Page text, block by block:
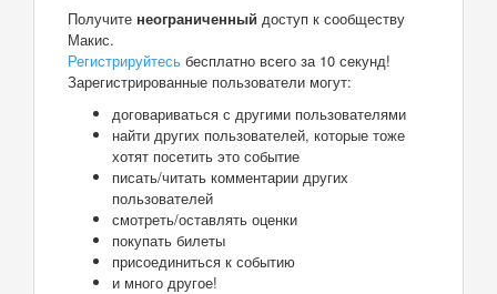
Получите неограниченный доступ к сообществу
Макис.
Регистрируйтесь бесплатно всего за 10 секунд!
Зарегистрированные пользователи могут:
договариваться с другими пользователями
найти других пользователей, которые тоже
хотят посетить это событие
писать/читать комментарии других
пользователей
смотреть/оставлять оценки
покупать билеты
присоединиться к событию
и много другое!